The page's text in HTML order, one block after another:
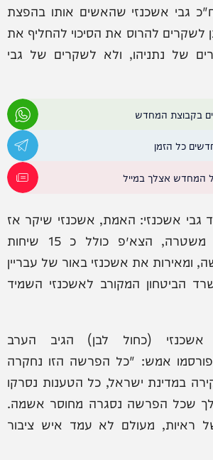
גבי אשכנזי שהאשים אותו בהפצת
להרוס את הסיכוי להחליף את
של נתניהו, ולא לשקרים של גבי
בקבוצת המחדש
כל הזמן
המחדש אצלך במייל
גבי אשכנזי: ‏האמת, אשכנזי שיקר אז
שוב ושוב לחוקרי משטרה, הצא״פ כולל כ 15 שיחות
ומאירות את אשכנזי באור של עבריין
הביטחון המקורב לאשכנזי השמיד
אשכנזי (כחול לבן) הגיב הערב
אמש: "כל הפרשה הזו נחקרה
במדינת ישראל, כל הטענות נסרקו
לך שכל הפרשה נסגרה מחוסר אשמה.
ראיות, מעולם לא עמד איש ציבור